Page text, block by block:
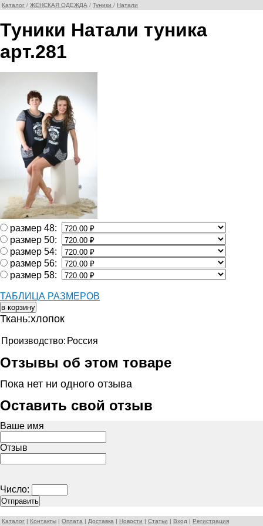
Каталог / ЖЕНСКАЯ ОДЕЖДА / Туники / Натали
Туники Натали туника
арт.281
размер 48:
размер 50:
размер 54:
размер 56:
размер 58:
ТАБЛИЦА РАЗМЕРОВ
Ткань:хлопок
Производство: Россия
Отзывы об этом товаре
Пока нет ни одного отзыва
Оставить свой отзыв
Ваше имя
Отзыв
Число:
Каталог | Контакты | Оплата | Доставка | Новости | Статьи | Вход | Регистрация